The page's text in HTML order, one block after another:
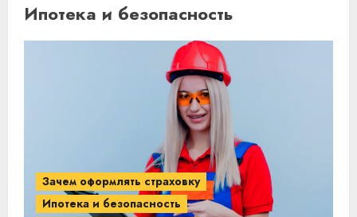
Ипотека и безопасность
Зачем оформлять страховку
Ипотека и безопасность